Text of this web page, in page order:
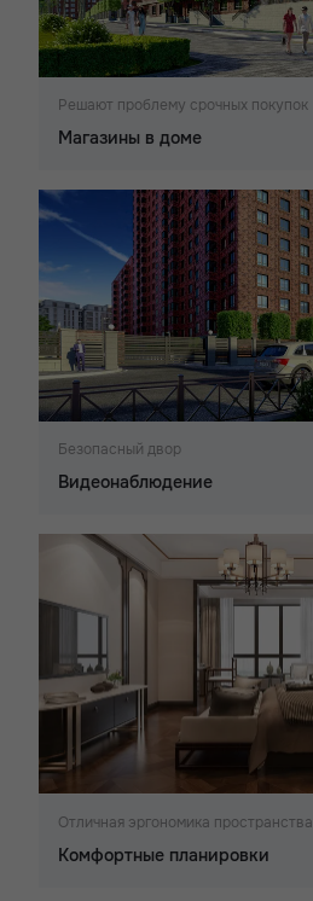
Решают проблему срочных покупок
Магазины в доме
Безопасный двор
Видеонаблюдение
Отличная эргономика пространства
Комфортные планировки